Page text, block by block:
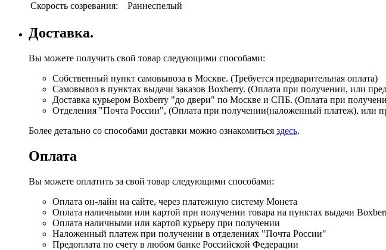
Скорость созревания:
Раннеспелый
Доставка.
Вы можете получить свой товар следующими способами:
Собственный пункт самовывоза в Москве. (Требуется предварительная оплата)
Самовывоз в пунктах выдачи заказов Boxberry. (Оплата при получении, или
Доставка курьером Boxberry "до двери" по Москве и СПБ. (Оплата при
Отделения "Почта России", (Оплата при получении(наложенный платеж), или
Более детально со способами доставки можно ознакомиться здесь.
Оплата
Вы можете оплатить за свой товар следующими способами:
Оплата он-лайн на сайте, через платежную систему Монета
Оплата наличными или картой при получении товара на пунктах выдачи
Оплата наличными или картой курьеру при получении
Наложенный платеж при получении в отделениях "Почта России"
Предоплата по счету в любом банке Российской Федерации